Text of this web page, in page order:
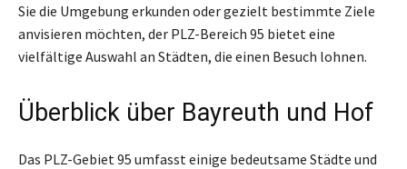
Sie die Umgebung erkunden oder gezielt bestimmte Ziele
anvisieren möchten, der PLZ-Bereich 95 bietet eine
vielfältige Auswahl an Städten, die einen Besuch lohnen.
Überblick über Bayreuth und Hof
Das PLZ-Gebiet 95 umfasst einige bedeutsame Städte und